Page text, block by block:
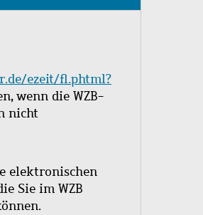
ezeit/fl.phtml?
wenn die WZB-
nicht
elektronischen
Sie im WZB